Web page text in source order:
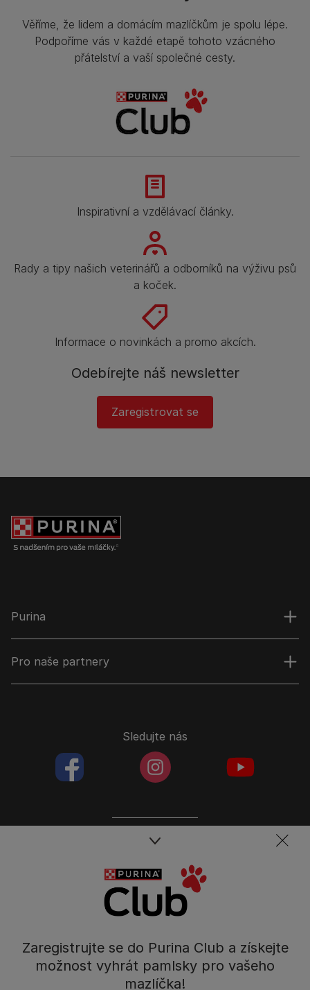
Věříme, že lidem a domácím mazlíčkům je spolu lépe.
Podpoříme vás v každé etapě tohoto vzácného
přátelství a vaší společné cesty.
Inspirativní a vzdělávací články.
Rady a tipy našich veterinářů a odborníků na výživu psů
a koček.
Informace o novinkách a promo akcích.
Odebírejte náš newsletter
Zaregistrovat se
Zaregistrujte se do Purina Club a získejte
možnost vyhrát pamlsky pro vašeho
mazlíčka!
Purina
Pro naše partnery
Spojte se s týmem péče o domácí mazlíčky
Tel.: 800 135 135
Mezi Vodami 2035/31,
Praha 4 - Modřany
Sledujte nás
facebookColoredinstagramColored